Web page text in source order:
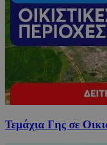
Τεμάχια Γης σε